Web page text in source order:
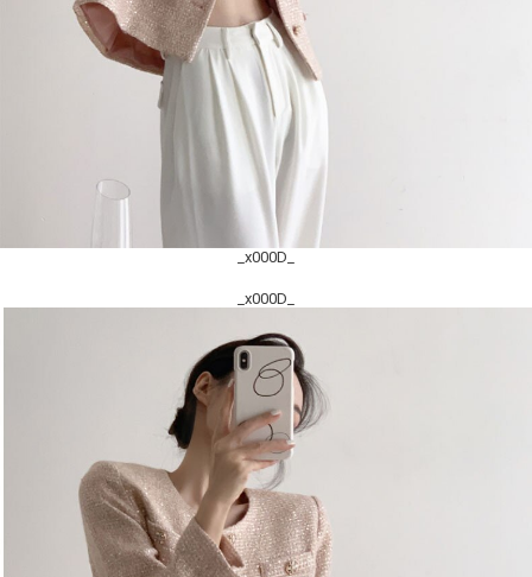
_x000D_
_x000D_